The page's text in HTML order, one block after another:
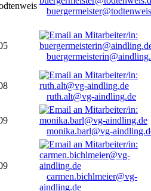
ruth.alt@vg-aindling.de
monika.barl@vg-
carmen.bichlmeier@vg-
aindling.de